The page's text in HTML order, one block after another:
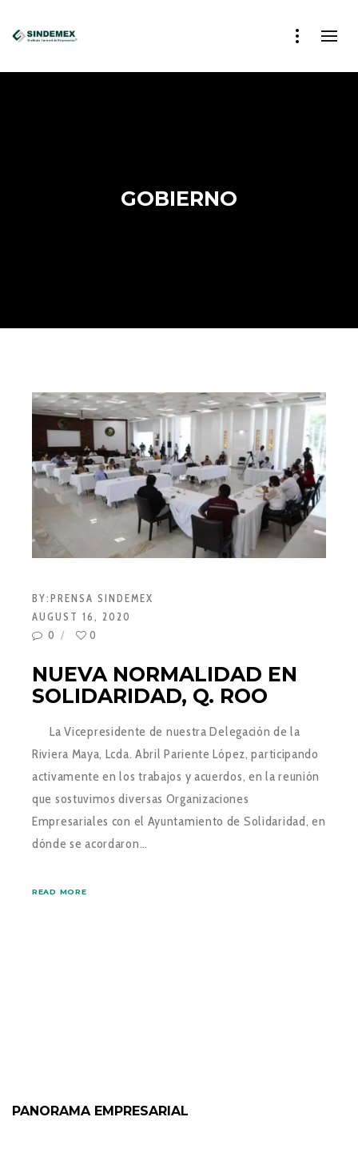
GOBIERNO
BY:PRENSA SINDEMEX
AUGUST 16, 2020
0
0
NUEVA NORMALIDAD EN
SOLIDARIDAD, Q. ROO
La Vicepresidente de nuestra Delegación de la
Riviera Maya, Lcda. Abril Pariente López, participando
activamente en los trabajos y acuerdos, en la reunión
que sostuvimos diversas Organizaciones
Empresariales con el Ayuntamiento de Solidaridad, en
dónde se acordaron…
READ MORE
PANORAMA EMPRESARIAL